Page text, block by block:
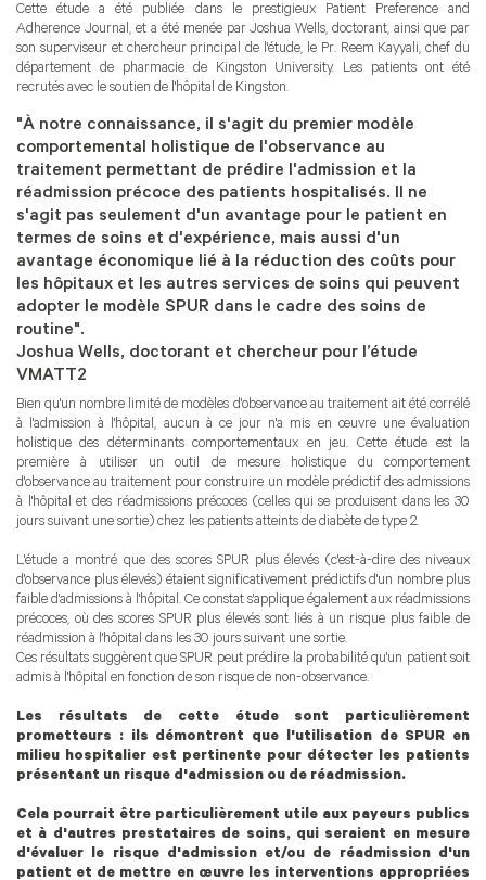
Cette étude a été publiée dans le prestigieux Patient Preference and
Adherence Journal, et a été menée par Joshua Wells, doctorant, ainsi que par
son superviseur et chercheur principal de l'étude, le Pr. Reem Kayyali, chef du
département de pharmacie de Kingston University. Les patients ont été
recrutés avec le soutien de l'hôpital de Kingston.
"À notre connaissance, il s'agit du premier modèle
comportemental holistique de l'observance au
traitement permettant de prédire l'admission et la
réadmission précoce des patients hospitalisés. Il ne
s'agit pas seulement d'un avantage pour le patient en
termes de soins et d'expérience, mais aussi d'un
avantage économique lié à la réduction des coûts pour
les hôpitaux et les autres services de soins qui peuvent
adopter le modèle SPUR dans le cadre des soins de
routine".
Joshua Wells, doctorant et chercheur pour l’étude
VMATT2
Bien qu'un nombre limité de modèles d'observance au traitement ait été corrélé
à l'admission à l'hôpital, aucun à ce jour n'a mis en œuvre une évaluation
holistique des déterminants comportementaux en jeu. Cette étude est la
première à utiliser un outil de mesure holistique du comportement
d'observance au traitement pour construire un modèle prédictif des admissions
à l'hôpital et des réadmissions précoces (celles qui se produisent dans les 30
jours suivant une sortie) chez les patients atteints de diabète de type 2.
L'étude a montré que des scores SPUR plus élevés (c'est-à-dire des niveaux
d'observance plus élevés) étaient significativement prédictifs d'un nombre plus
faible d'admissions à l'hôpital. Ce constat s'applique également aux réadmissions
précoces, où des scores SPUR plus élevés sont liés à un risque plus faible de
réadmission à l'hôpital dans les 30 jours suivant une sortie.
Ces résultats suggèrent que SPUR peut prédire la probabilité qu'un patient soit
admis à l'hôpital en fonction de son risque de non-observance.
Les résultats de cette étude sont particulièrement
prometteurs : ils démontrent que l'utilisation de SPUR en
milieu hospitalier est pertinente pour détecter les patients
présentant un risque d'admission ou de réadmission.
Cela pourrait être particulièrement utile aux payeurs publics
et à d'autres prestataires de soins, qui seraient en mesure
d'évaluer le risque d'admission et/ou de réadmission d'un
patient et de mettre en œuvre les interventions appropriées